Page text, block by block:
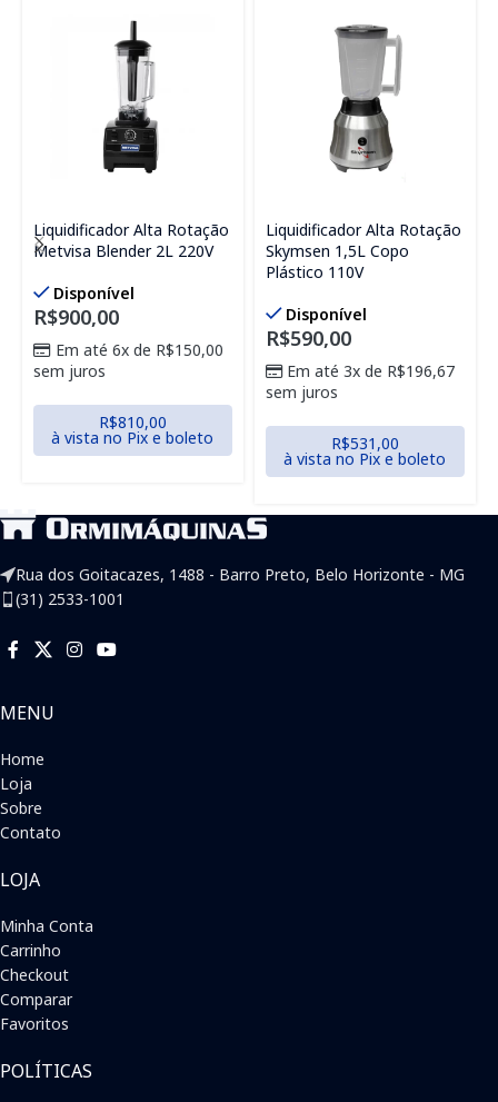
Liquidificador Alta Rotação
Metvisa Blender 2L 220V
Disponível
R$900,00
Em até 6x de R$150,00
sem juros
R$810,00
à vista no Pix e boleto
Liquidificador Alta Rotação
Skymsen 1,5L Copo
Plástico 110V
Disponível
R$590,00
Em até 3x de R$196,67
sem juros
R$531,00
à vista no Pix e boleto
Rua dos Goitacazes, 1488 - Barro Preto, Belo Horizonte - MG
(31) 2533-1001
MENU
Home
Loja
Sobre
Contato
LOJA
Minha Conta
Carrinho
Checkout
Comparar
Favoritos
POLÍTICAS